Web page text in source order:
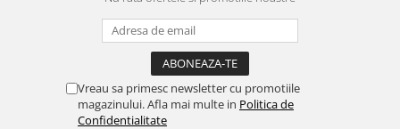
Vreau sa primesc newsletter cu promotiile
magazinului. Afla mai multe in Politica de
Confidentialitate